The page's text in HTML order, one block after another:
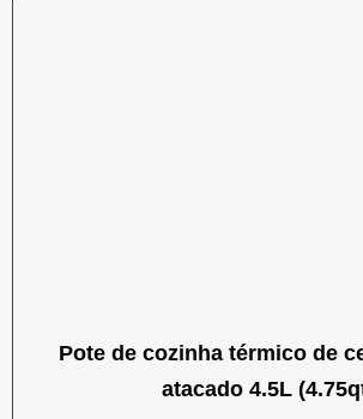
Pote de cozinha térmico de
atacado 4.5L